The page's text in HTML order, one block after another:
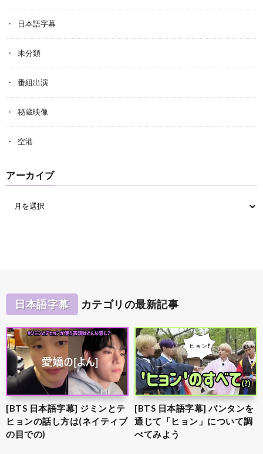
日本語字幕
未分類
番組出演
秘蔵映像
空港
アーカイブ
日本語字幕 カテゴリの最新記事
[BTS 日本語字幕] ジミンとテ
ヒョンの話し方は(ネイティブ
の目での)
[BTS 日本語字幕] バンタンを
通じて「ヒョン」について調
べてみよう